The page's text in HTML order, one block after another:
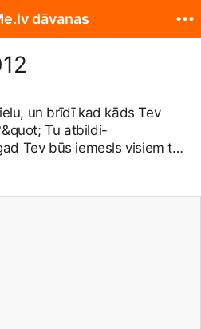
un brīdī kad kāds Tev
Tu atbildi-
Tev būs iemesls visiem to
lieliskus pulksteņus.
dāvanas